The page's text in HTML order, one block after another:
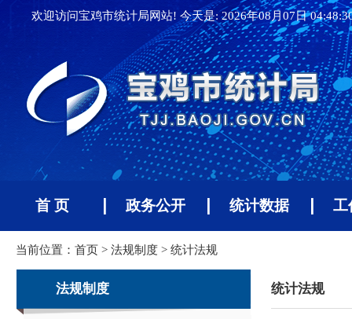
欢迎访问宝鸡市统计局网站! 今天是:2026年08月07日
首 页 政务公开 统计数据 工
当前位置： 首页 > 法规制度 > 统计法规
法规制度 统计法规